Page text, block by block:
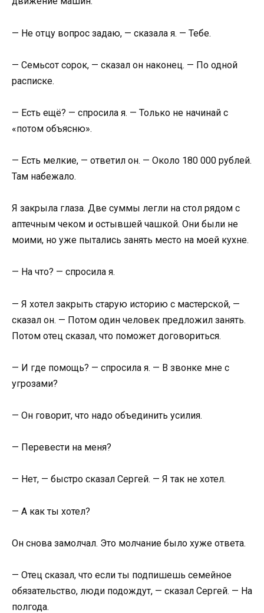
— Не отцу вопрос задаю, — сказала я. — Тебе.
— Семьсот сорок, — сказал он наконец. — По одной
расписке.
— Есть ещё? — спросила я. — Только не начинай с
«потом объясню».
— Есть мелкие, — ответил он. — Около 180 000 рублей.
Там набежало.
Я закрыла глаза. Две суммы легли на стол рядом с
аптечным чеком и остывшей чашкой. Они были не
моими, но уже пытались занять место на моей кухне.
— На что? — спросила я.
— Я хотел закрыть старую историю с мастерской, —
сказал он. — Потом один человек предложил занять.
Потом отец сказал, что поможет договориться.
— И где помощь? — спросила я. — В звонке мне с
угрозами?
— Он говорит, что надо объединить усилия.
— Перевести на меня?
— Нет, — быстро сказал Сергей. — Я так не хотел.
— А как ты хотел?
Он снова замолчал. Это молчание было хуже ответа.
— Отец сказал, что если ты подпишешь семейное
обязательство, люди подождут, — сказал Сергей. — На
полгода.